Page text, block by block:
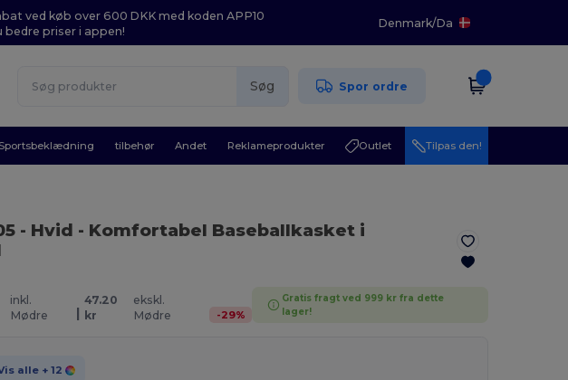
ved køb over 600 DKK med koden APP10
bedre priser i appen!
Denmark/Da
Søg Spor ordre
Sportsbeklædning tilbehør Andet Reklameprodukter Outlet Tilpas den!
- Hvid - Komfortabel Baseballkasket i
inkl.
Mødre
|
47.20
kr
ekskl.
Mødre
-29%
Gratis fragt ved 999 kr fra dette
lager!
alle + 12